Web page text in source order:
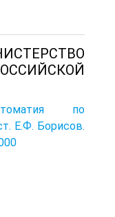
по
Е.Ф. Борисов.